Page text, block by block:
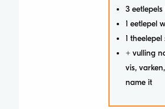
3 eetlepels
1 eetlepel
1
+ vulling
vis,
name it